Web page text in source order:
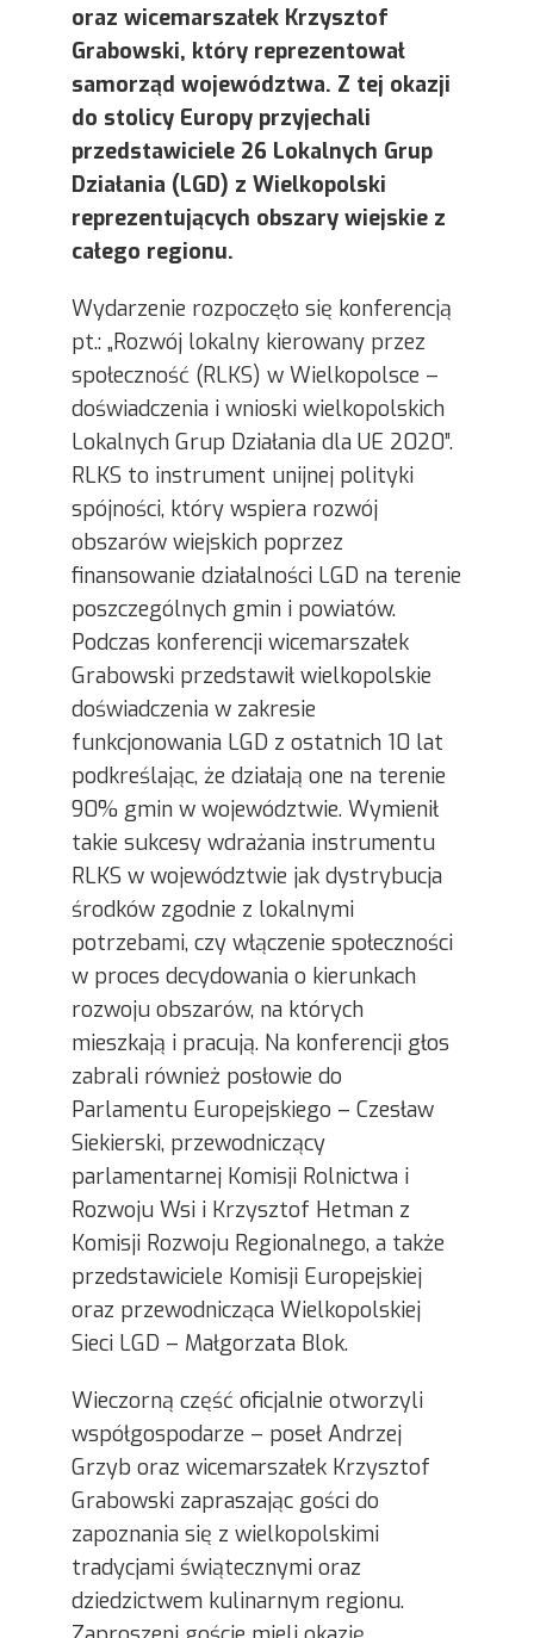
oraz wicemarszałek Krzysztof
Grabowski, który reprezentował
samorząd województwa. Z tej okazji
do stolicy Europy przyjechali
przedstawiciele 26 Lokalnych Grup
Działania (LGD) z Wielkopolski
reprezentujących obszary wiejskie z
całego regionu.
Wydarzenie rozpoczęło się konferencją
pt.: „Rozwój lokalny kierowany przez
społeczność (RLKS) w Wielkopolsce –
doświadczenia i wnioski wielkopolskich
Lokalnych Grup Działania dla UE 2020”.
RLKS to instrument unijnej polityki
spójności, który wspiera rozwój
obszarów wiejskich poprzez
finansowanie działalności LGD na terenie
poszczególnych gmin i powiatów.
Podczas konferencji wicemarszałek
Grabowski przedstawił wielkopolskie
doświadczenia w zakresie
funkcjonowania LGD z ostatnich 10 lat
podkreślając, że działają one na terenie
90% gmin w województwie. Wymienił
takie sukcesy wdrażania instrumentu
RLKS w województwie jak dystrybucja
środków zgodnie z lokalnymi
potrzebami, czy włączenie społeczności
w proces decydowania o kierunkach
rozwoju obszarów, na których
mieszkają i pracują. Na konferencji głos
zabrali również posłowie do
Parlamentu Europejskiego – Czesław
Siekierski, przewodniczący
parlamentarnej Komisji Rolnictwa i
Rozwoju Wsi i Krzysztof Hetman z
Komisji Rozwoju Regionalnego, a także
przedstawiciele Komisji Europejskiej
oraz przewodnicząca Wielkopolskiej
Sieci LGD – Małgorzata Blok.
Wieczorną część oficjalnie otworzyli
współgospodarze – poseł Andrzej
Grzyb oraz wicemarszałek Krzysztof
Grabowski zapraszając gości do
zapoznania się z wielkopolskimi
tradycjami świątecznymi oraz
dziedzictwem kulinarnym regionu.